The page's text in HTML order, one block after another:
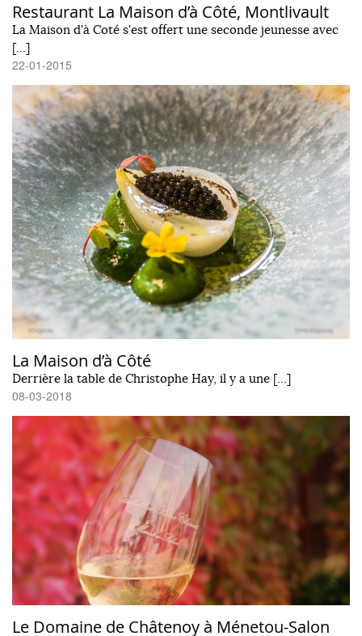
Restaurant La Maison d’à Côté, Montlivault
La Maison d'à Coté s'est offert une seconde jeunesse avec
[…]
22-01-2015
La Maison d’à Côté
Derrière la table de Christophe Hay, il y a une […]
08-03-2018
Le Domaine de Châtenoy à Ménetou-Salon